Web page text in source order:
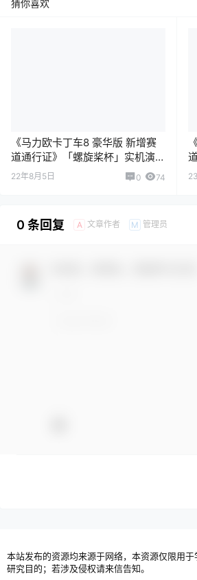
猜你喜欢
《马力欧卡丁车8 豪华版 新增赛
道通行证》「螺旋桨杯」实机演
示
22年8月5日 0 74
0 条回复 A 文章作者 M 管理员
本站发布的资源均来源于网络，本资源仅限用于
研究目的；若涉及侵权请来信告知。